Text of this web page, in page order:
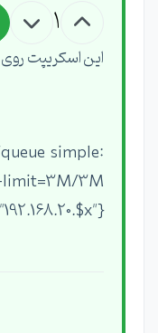
1
این اسکریپت روی 3 مگ محدود میکنه
simple
limit=3M/3M